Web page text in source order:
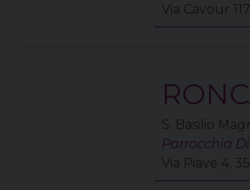
Via Cavour
S. Basilio
Parrocchia
Via Piave 4,